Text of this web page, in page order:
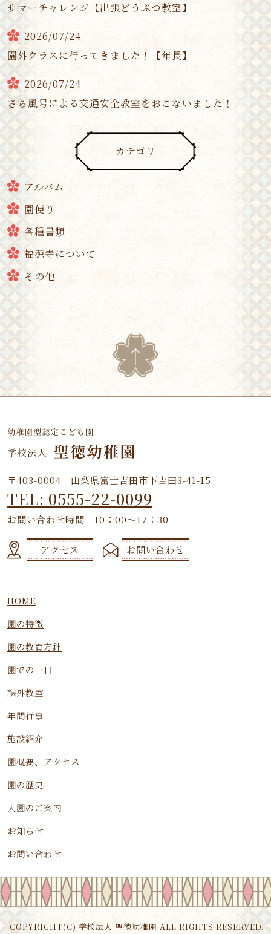
サマーチャレンジ【出張どうぶつ教室】
2026/07/24
園外クラスに行ってきました！【年長】
2026/07/24
さち風号による交通安全教室をおこないました！
カテゴリ
アルバム
園便り
各種書類
福源寺について
その他
〒403-0004 山梨県富士吉田市下吉田3-41-15
TEL: 0555-22-0099
お問い合わせ時間 10：00～17：30
アクセス お問い合わせ
HOME
園の特徴
園の教育方針
園での一日
課外教室
年間行事
施設紹介
園概要、アクセス
園の歴史
入園のご案内
お知らせ
お問い合わせ
COPYRIGHT(C) 学校法人 聖徳幼稚園 ALL RIGHTS RESERVED.